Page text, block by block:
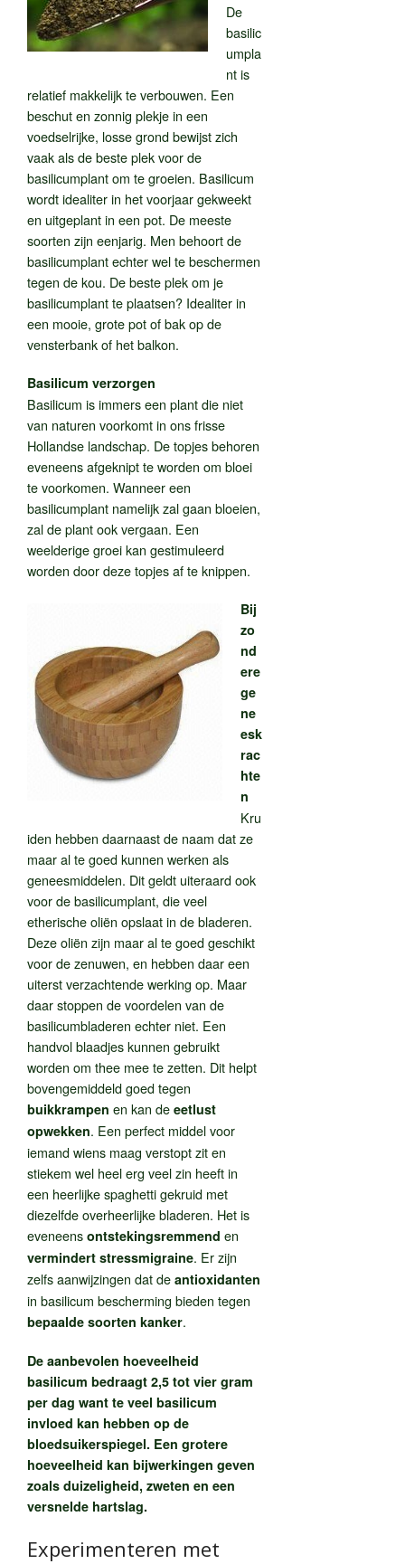
De
basilic
umpla
nt is
relatief makkelijk te verbouwen. Een
beschut en zonnig plekje in een
voedselrijke, losse grond bewijst zich
vaak als de beste plek voor de
basilicumplant om te groeien. Basilicum
wordt idealiter in het voorjaar gekweekt
en uitgeplant in een pot. De meeste
soorten zijn eenjarig. Men behoort de
basilicumplant echter wel te beschermen
tegen de kou. De beste plek om je
basilicumplant te plaatsen? Idealiter in
een mooie, grote pot of bak op de
vensterbank of het balkon.
Basilicum verzorgen
Basilicum is immers een plant die niet
van naturen voorkomt in ons frisse
Hollandse landschap. De topjes behoren
eveneens afgeknipt te worden om bloei
te voorkomen. Wanneer een
basilicumplant namelijk zal gaan bloeien,
zal de plant ook vergaan. Een
weelderige groei kan gestimuleerd
worden door deze topjes af te knippen.
Bij
zo
nd
ere
ge
ne
esk
rac
hte
n
Kru
iden hebben daarnaast de naam dat ze
maar al te goed kunnen werken als
geneesmiddelen. Dit geldt uiteraard ook
voor de basilicumplant, die veel
etherische oliën opslaat in de bladeren.
Deze oliën zijn maar al te goed geschikt
voor de zenuwen, en hebben daar een
uiterst verzachtende werking op. Maar
daar stoppen de voordelen van de
basilicumbladeren echter niet. Een
handvol blaadjes kunnen gebruikt
worden om thee mee te zetten. Dit helpt
bovengemiddeld goed tegen
buikkrampen en kan de eetlust
opwekken. Een perfect middel voor
iemand wiens maag verstopt zit en
stiekem wel heel erg veel zin heeft in
een heerlijke spaghetti gekruid met
diezelfde overheerlijke bladeren. Het is
eveneens ontstekingsremmend en
vermindert stressmigraine. Er zijn
zelfs aanwijzingen dat de antioxidanten
in basilicum bescherming bieden tegen
bepaalde soorten kanker.
De aanbevolen hoeveelheid
basilicum bedraagt 2,5 tot vier gram
per dag want te veel basilicum
invloed kan hebben op de
bloedsuikerspiegel. Een grotere
hoeveelheid kan bijwerkingen geven
zoals duizeligheid, zweten en een
versnelde hartslag.
Experimenteren met